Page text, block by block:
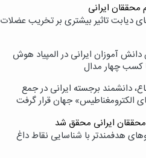
محققان ایرانی
دیابت تاثیر بیشتری بر تخریب عضلات
آموزان ایرانی در المپیاد هوش
کسب چهار مدال
دانشمند برجسته ایرانی در جمع
الکترومغناطیس» جهان قرار گرفت
ایرانی محقق شد
هدفمندتر با شناسایی نقاط داغ